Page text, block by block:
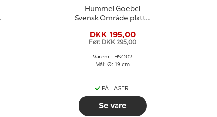
Hummel Goebel
Svensk Område platte
DKK 195,00
Før: DKK 295,00
Varenr.: HSO02
Mål: Ø: 19 cm
PÅ LAGER
Se vare